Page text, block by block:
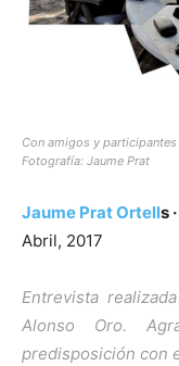
Con amigos y
Fotografía: Jaume Prat
Jaume Prat Ortells
Abril, 2017
Entrevista
Alonso Oro.
predisposición con